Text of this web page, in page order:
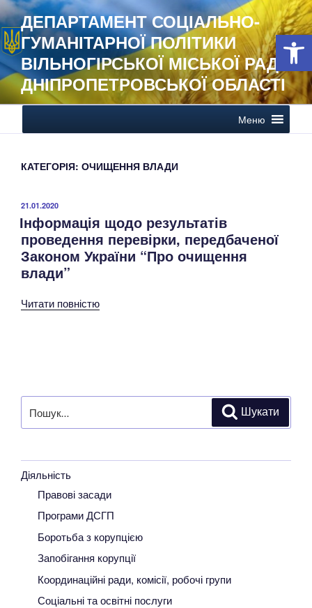
Перейти
до
вмісту
ДЕПАРТАМЕНТ СОЦІАЛЬНО-
ГУМАНІТАРНОЇ ПОЛІТИКИ
ВІЛЬНОГІРСЬКОЇ МІСЬКОЇ РАДИ
ДНІПРОПЕТРОВСЬКОЇ ОБЛАСТІ
Меню
КАТЕГОРІЯ: ОЧИЩЕННЯ ВЛАДИ
ОПУБЛІКОВАНО
21.01.2020
Інформація щодо результатів
проведення перевірки, передбаченої
Законом України “Про очищення
влади”
Читати повністю
за
Шукати
Діяльність
Правові засади
Програми ДСГП
Боротьба з корупцією
Запобігання корупції
Координаційні ради, комісії, робочі групи
Соціальні та освітні послуги